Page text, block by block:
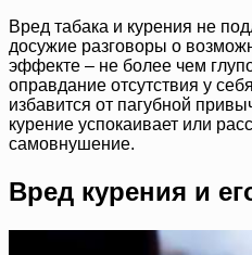
Вред табака и курения не
досужие разговоры о
эффекте – не более чем
оправдание отсутствия у
избавится от пагубной
курение успокаивает или
самовнушение.
Вред курения и